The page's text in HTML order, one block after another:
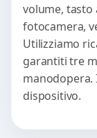
volume, tasto
fotocamera,
Utilizziamo
garantiti tre
manodopera.
dispositivo.